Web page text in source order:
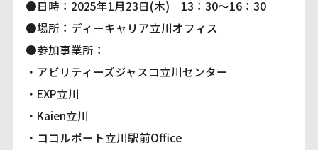
●日時：2025年1月23日(木) 13：30～16：30
●場所：ディーキャリア立川オフィス
●参加事業所：
・アビリティーズジャスコ立川センター
・EXP立川
・Kaien立川
・ココルポート立川駅前Office